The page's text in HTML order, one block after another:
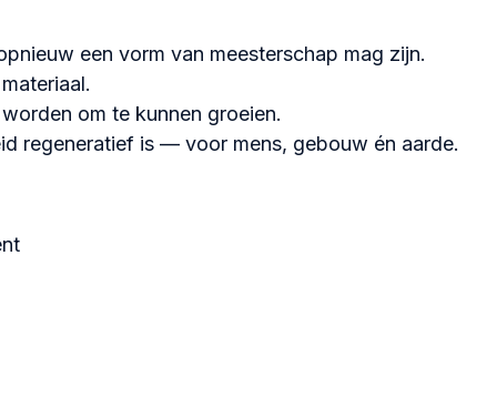
een vorm van meesterschap mag zijn.
om te kunnen groeien.
regeneratief is — voor mens, gebouw én aarde.